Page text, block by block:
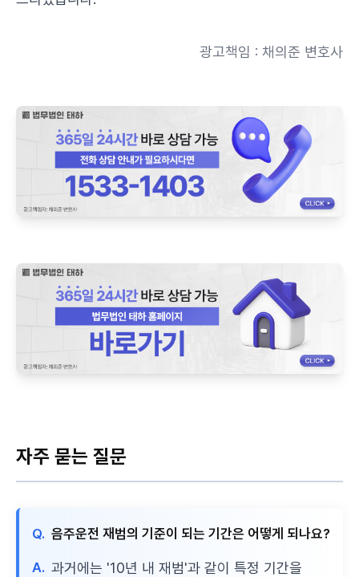
광고책임 : 채의준 변호사
자주 묻는 질문
Q. 음주운전 재범의 기준이 되는 기간은 어떻게 되나요?
A. 과거에는 '10년 내 재범'과 같이 특정 기간을